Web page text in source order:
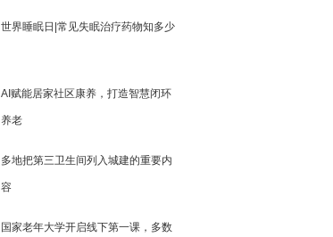
世界睡眠日|常见失眠治疗药物知多少
AI赋能居家社区康养，打造智慧闭环
养老
多地把第三卫生间列入城建的重要内
容
国家老年大学开启线下第一课，多数